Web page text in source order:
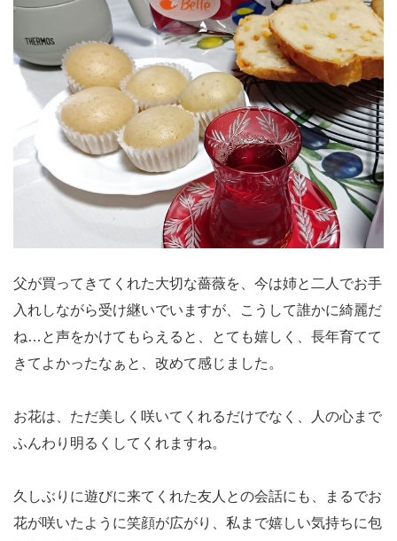
父が買ってきてくれた大切な薔薇を、今は姉と二人でお手
入れしながら受け継いでいますが、こうして誰かに綺麗だ
ね…と声をかけてもらえると、とても嬉しく、長年育てて
きてよかったなぁと、改めて感じました。
お花は、ただ美しく咲いてくれるだけでなく、人の心まで
ふんわり明るくしてくれますね。
久しぶりに遊びに来てくれた友人との会話にも、まるでお
花が咲いたように笑顔が広がり、私まで嬉しい気持ちに包